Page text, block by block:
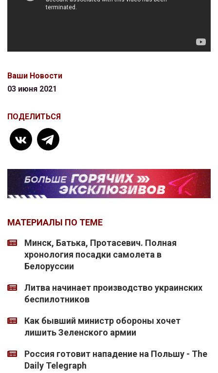
Ваши Новости
03 июня 2021
ПОДЕЛИТЬСЯ
МАТЕРИАЛЫ ПО ТЕМЕ
Минск, Батька, Протасевич. Полная
хронология посадки самолета в
Белоруссии
Литва начинает производство украинских
беспилотников
Как бывший министр обороны хочет
лишить Зеленского армии
Россия готовит нападение на Польшу - The
Daily Telegraph